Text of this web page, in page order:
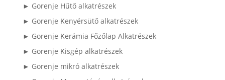
► Gorenje Hűtő alkatrészek
► Gorenje Kenyérsütő alkatrészek
► Gorenje Kerámia Főzőlap Alkatrészek
► Gorenje Kisgép alkatrészek
► Gorenje mikró alkatrészek